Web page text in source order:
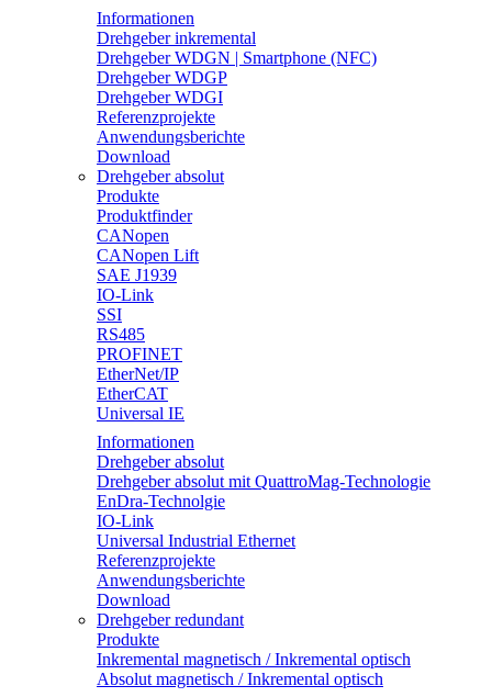
Informationen
Drehgeber inkremental
Drehgeber WDGN | Smartphone (NFC)
Drehgeber WDGP
Drehgeber WDGI
Referenzprojekte
Anwendungsberichte
Download
Drehgeber absolut
Produkte
Produktfinder
CANopen
CANopen Lift
SAE J1939
IO-Link
SSI
RS485
PROFINET
EtherNet/IP
EtherCAT
Universal IE
Informationen
Drehgeber absolut
Drehgeber absolut mit QuattroMag-Technologie
EnDra-Technolgie
IO-Link
Universal Industrial Ethernet
Referenzprojekte
Anwendungsberichte
Download
Drehgeber redundant
Produkte
Inkremental magnetisch / Inkremental optisch
Absolut magnetisch / Inkremental optisch